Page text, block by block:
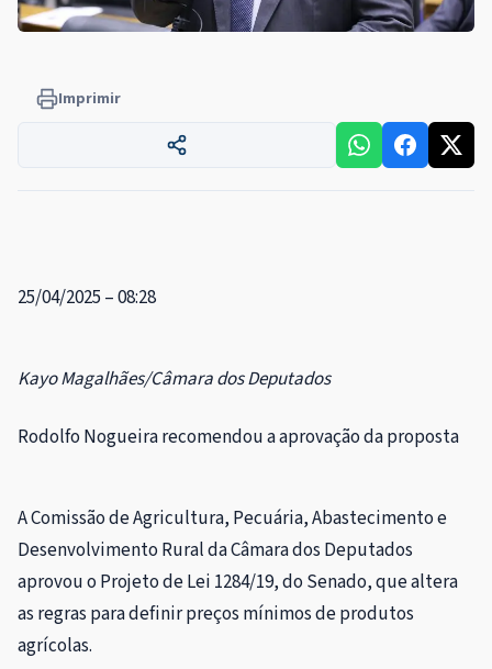
Imprimir
25/04/2025 – 08:28
Kayo Magalhães/Câmara dos Deputados
Rodolfo Nogueira recomendou a aprovação da proposta
A Comissão de Agricultura, Pecuária, Abastecimento e
Desenvolvimento Rural da Câmara dos Deputados
aprovou o Projeto de Lei 1284/19, do Senado, que altera
as regras para definir preços mínimos de produtos
agrícolas.